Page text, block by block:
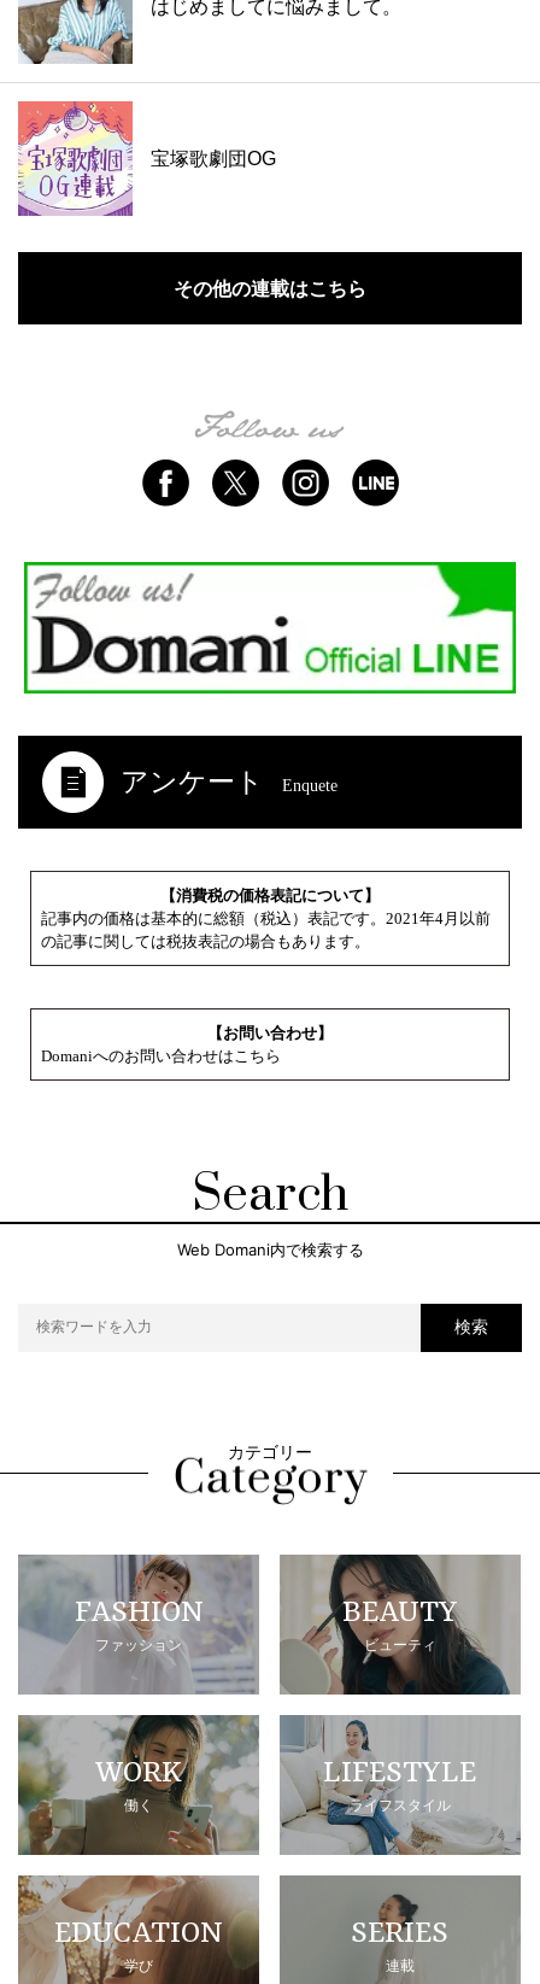
はじめましてに悩みまして。
宝塚歌劇団OG
その他の連載はこちら
アンケート Enquete
【消費税の価格表記について】
記事内の価格は基本的に総額（税込）表記です。2021年4月以前
の記事に関しては税抜表記の場合もあります。
【お問い合わせ】
Domaniへのお問い合わせはこちら
Search
Web Domani内で検索する
検索
カテゴリー
FASHION
ファッション
BEAUTY
ビューティ
WORK
働く
LIFESTYLE
ライフスタイル
EDUCATION
学び
SERIES
連載